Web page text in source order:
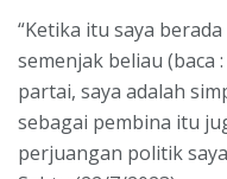
“Ketika itu saya
semenjak beliau (baca
partai, saya adalah
sebagai pembina itu
perjuangan politik